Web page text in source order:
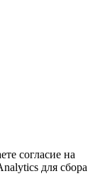
согласие на
для сбора